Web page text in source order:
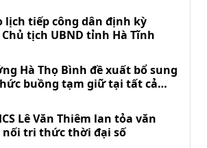
lịch tiếp công dân định kỳ
tịch UBND tỉnh Hà Tĩnh
Hà Thọ Bình đề xuất bổ sung
buồng tạm giữ tại tất cả
Lê Văn Thiêm lan tỏa văn
nối tri thức thời đại số